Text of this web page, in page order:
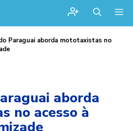
Paraguai aborda mototaxistas no
aborda
no acesso à